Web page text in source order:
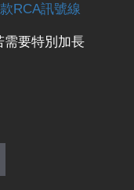
RCA訊號線
需要特別加長